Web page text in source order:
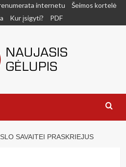
internetu
Šeimos kortelė
Kur įsigyti? PDF
SAVAITEI PRASKRIEJUS